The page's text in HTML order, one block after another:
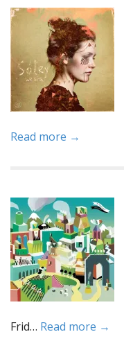
Read more →
Frid… Read more →